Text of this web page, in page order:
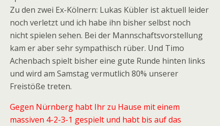
Zu den zwei Ex-Kölnern: Lukas Kübler ist aktuell leider
noch verletzt und ich habe ihn bisher selbst noch
nicht spielen sehen. Bei der Mannschaftsvorstellung
kam er aber sehr sympathisch rüber. Und Timo
Achenbach spielt bisher eine gute Runde hinten links
und wird am Samstag vermutlich 80% unserer
Freistöße treten.
Gegen Nürnberg habt Ihr zu Hause mit einem
massiven 4-2-3-1 gespielt und habt bis auf das